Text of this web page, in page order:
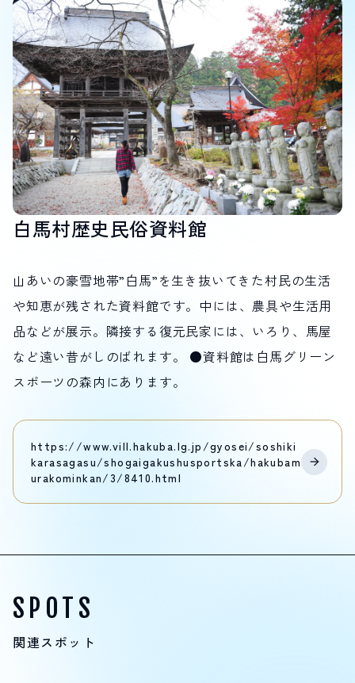
白馬村歴史民俗資料館
山あいの豪雪地帯”白馬”を生き抜いてきた村民の生活
や知恵が残された資料館です。中には、農具や生活用
品などが展示。隣接する復元民家には、いろり、馬屋
など遠い昔がしのばれます。 ●資料館は白馬グリーン
スポーツの森内にあります。
https://www.vill.hakuba.lg.jp/gyosei/soshiki
karasagasu/shogaigakushusportska/hakubam
urakominkan/3/8410.html
SPOTS
関連スポット